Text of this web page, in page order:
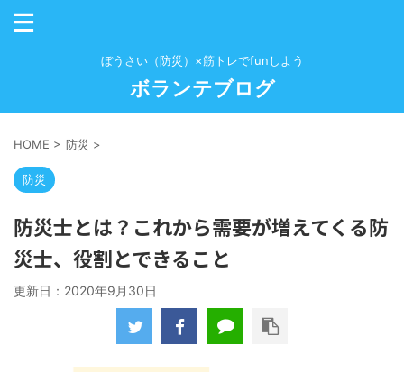
ぼうさい（防災）×筋トレでfunしよう
ボランテブログ
HOME > 防災 >
防災
防災士とは？これから需要が増えてくる防
災士、役割とできること
更新日： 2020年9月30日